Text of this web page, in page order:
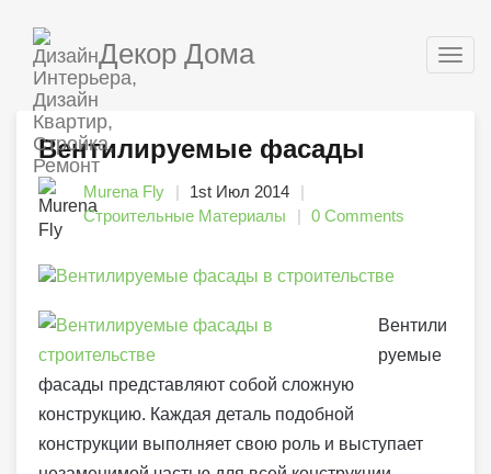
Декор Дома
Вентилируемые фасады
Murena Fly
1st Июл 2014
Строительные Материалы
0 Comments
Вентили
руемые
фасады представляют собой сложную
конструкцию. Каждая деталь подобной
конструкции выполняет свою роль и выступает